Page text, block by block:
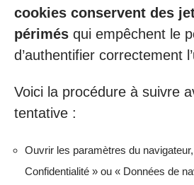
cookies conservent des
périmés qui empêchent le
d’authentifier correctement
Voici la procédure à suivre
tentative :
Ouvrir les paramètres du
Confidentialité » ou « Données de